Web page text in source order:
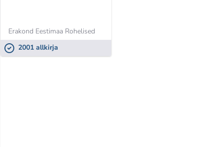
Erakond Eestimaa Rohelised
2001 allkirja